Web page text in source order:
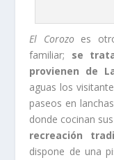
El Corozo es
familiar; se
provienen de
aguas los
paseos en
donde cocinan
recreación
dispone de una